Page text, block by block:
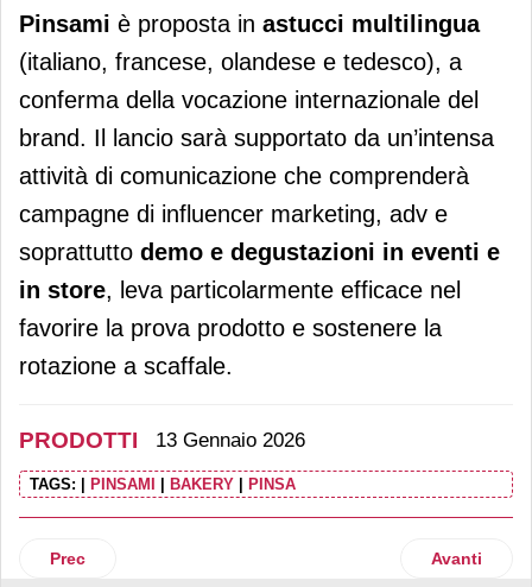
Pinsami è proposta in astucci multilingua
(italiano, francese, olandese e tedesco), a
conferma della vocazione internazionale del
brand. Il lancio sarà supportato da un’intensa
attività di comunicazione che comprenderà
campagne di influencer marketing, adv e
soprattutto demo e degustazioni in eventi e
in store, leva particolarmente efficace nel
favorire la prova prodotto e sostenere la
rotazione a scaffale.
PRODOTTI 13 Gennaio 2026
TAGS: PINSAMI BAKERY PINSA
Articolo precedente: Bauer al Winter Fancyfaire di San
Prec Articolo
Avanti